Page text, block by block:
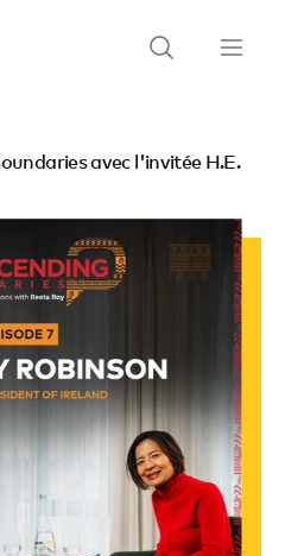
avec l'invitée H.E.